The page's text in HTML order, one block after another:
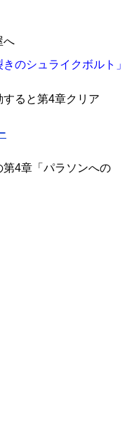
へ
のシュライクボルト」
すると第4章クリア
第4章「パラソンへの